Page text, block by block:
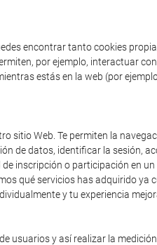
encontrar tanto cookies
por ejemplo, interactuar
estás en la web (por
sitio Web. Te permiten la
de datos, identificar la sesión,
inscripción o participación en
qué servicios has adquirido ya
y tu experiencia
usuarios y así realizar la